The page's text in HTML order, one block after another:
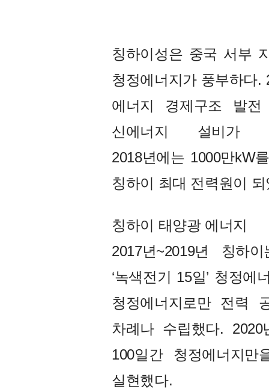
칭하이성은 중국 서부
청정에너지가 풍부하다.
에너지 경제구조 발
신에너지 설비가
2018년에는 1000만kW
칭하이 최대 전력원이
칭하이 태양광 에너지
2017년~2019년 칭하
‘녹색전기 15일’ 청정
청정에너지로만 전력
차례나 수립했다. 2020
100일간 청정에너지
실현했다.